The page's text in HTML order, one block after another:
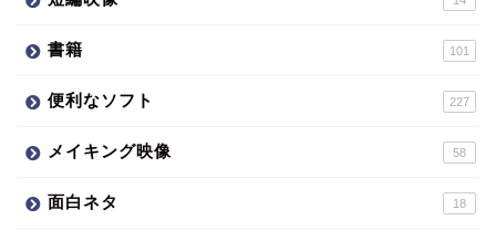
書籍 101
便利なソフト 227
メイキング映像 58
面白ネタ 18